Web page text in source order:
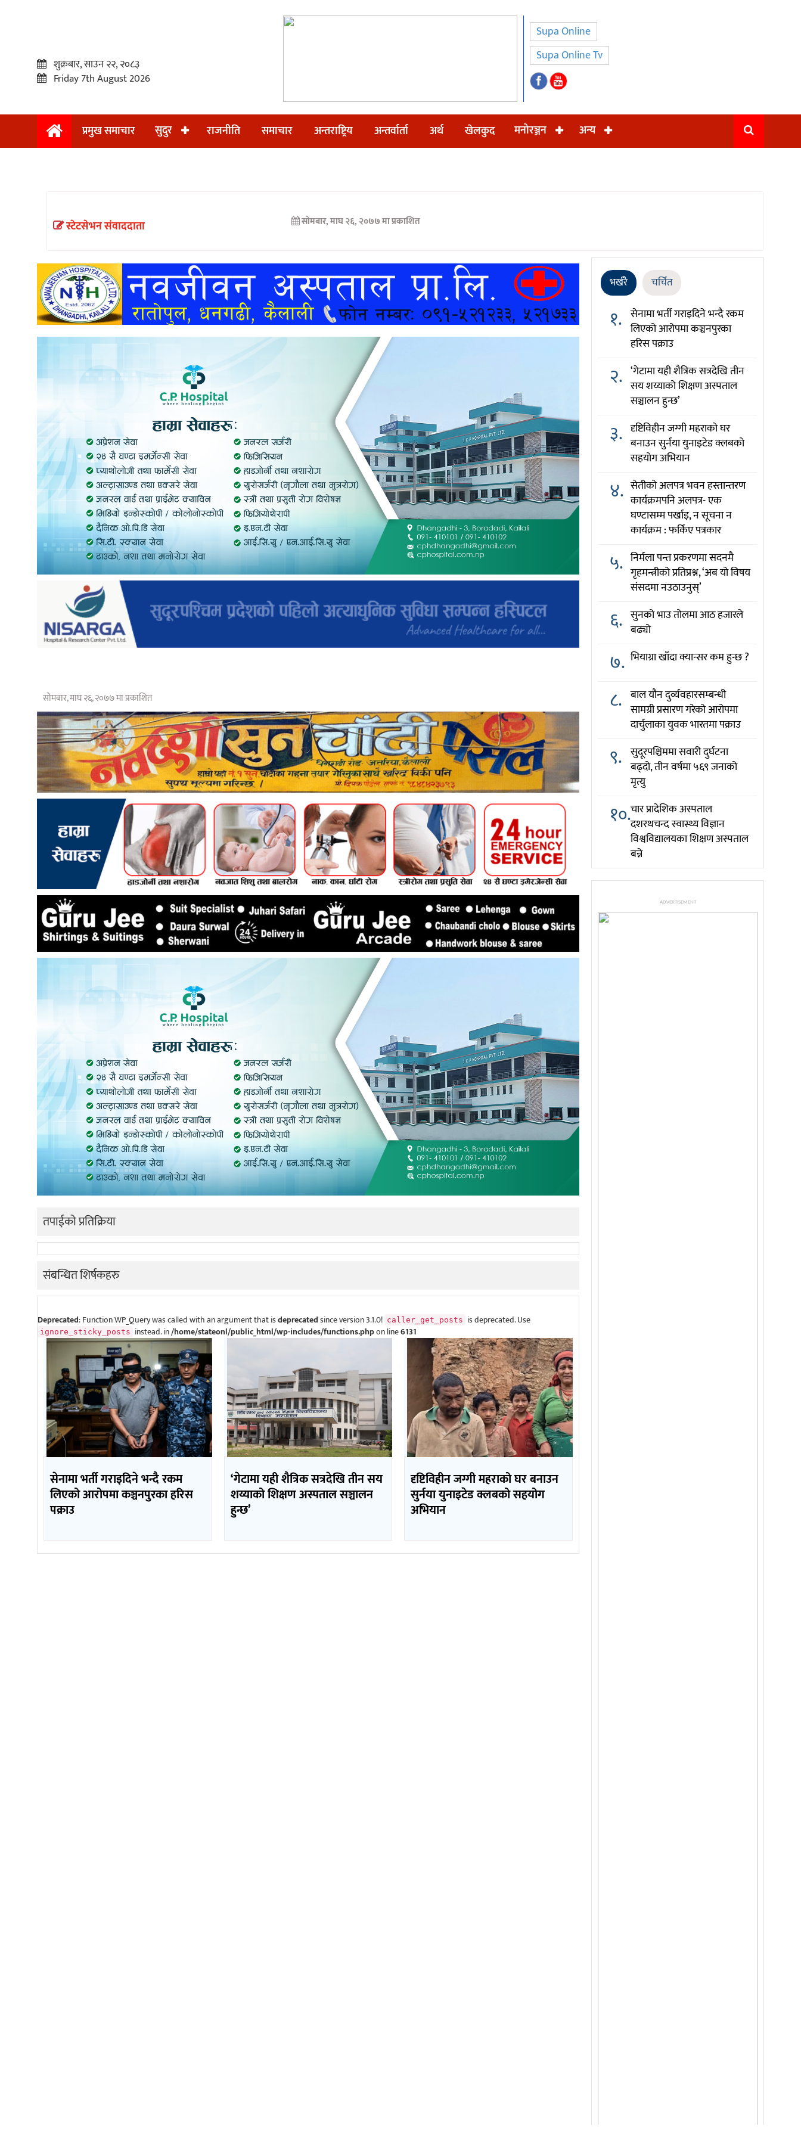
प्रमुख
अन्तराष्ट्रिय
अन्तर्वार्ता
खेलकुद
शुक्रबार, साउन २२, २०८३
Friday 7th August 2026
Supa Online
Supa Online Tv
प्रमुख समाचार सुदुर राजनीति समाचार अन्तराष्ट्रिय अन्तर्वार्ता अर्थ खेलकुद मनोरञ्जन अन्य
स्टेटसेभन संवाददाता सोमबार, माघ २६, २०७७ मा प्रकाशित
सोमबार, माघ २६, २०७७ मा प्रकाशित
तपाईको प्रतिक्रिया
संबन्धित शिर्षकहरु
Deprecated: Function WP_Query was called with an argument that isdeprecatedsince version 3.1.0! caller_get_posts is deprecated. Use
ignore_sticky_posts instead. in/home/stateonl/public_html/wp-includes/functions.phpon line6131
सेनामा भर्ती गराइदिने भन्दै रकम
लिएको आरोपमा कञ्चनपुरका हरिस
पक्राउ
‘गेटामा यही शैत्रिक सत्रदेखि तीन सय
शय्याको शिक्षण अस्पताल सञ्चालन
हुन्छ’
दृष्टिविहीन जग्गी महराको घर बनाउन
सुर्नया युनाइटेड क्लबको सहयोग
अभियान
भर्खरै चर्चित
१. सेनामा भर्ती गराइदिने भन्दै रकम
लिएको आरोपमा कञ्चनपुरका
हरिस पक्राउ
२. ‘गेटामा यही शैत्रिक सत्रदेखि तीन
सय शय्याको शिक्षण अस्पताल
सञ्चालन हुन्छ’
३. दृष्टिविहीन जग्गी महराको घर
बनाउन सुर्नया युनाइटेड क्लबको
सहयोग अभियान
४. सेतीको अलपत्र भवन हस्तान्तरण
कार्यक्रमपनि अलपत्र- एक
घण्टासम्म पर्खाइ, न सूचना न
कार्यक्रम : फर्किए पत्रकार
५. निर्मला पन्त प्रकरणमा सदनमै
गृहमन्त्रीको प्रतिप्रश्न, ‘अब यो विषय
संसदमा नउठाउनुस्’
६. सुनको भाउ तोलमा आठ हजारले
बढ्यो
७. भियाग्रा खाँदा क्यान्सर कम हुन्छ ?
८. बाल यौन दुर्व्यवहारसम्बन्धी
सामग्री प्रसारण गरेको आरोपमा
दार्चुलाका युवक भारतमा पक्राउ
९. सुदूरपश्चिममा सवारी दुर्घटना
बढ्दो, तीन वर्षमा ५६९ जनाको
मृत्यु
१०.चार प्रादेशिक अस्पताल
दशरथचन्द स्वास्थ्य विज्ञान
विश्वविद्यालयका शिक्षण अस्पताल
बन्ने
ADVERTISEMENT